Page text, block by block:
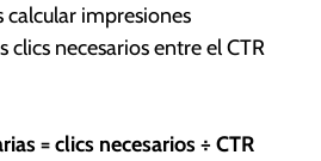
calcular impresiones
clics necesarios entre el CTR
= clics necesarios ÷ CTR